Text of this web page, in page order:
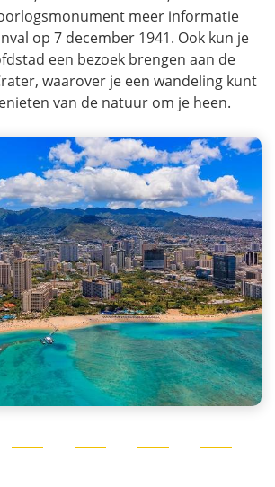
meer informatie
op 7 december 1941. Ook kun je
een bezoek brengen aan de
waarover je een wandeling kunt
van de natuur om je heen.